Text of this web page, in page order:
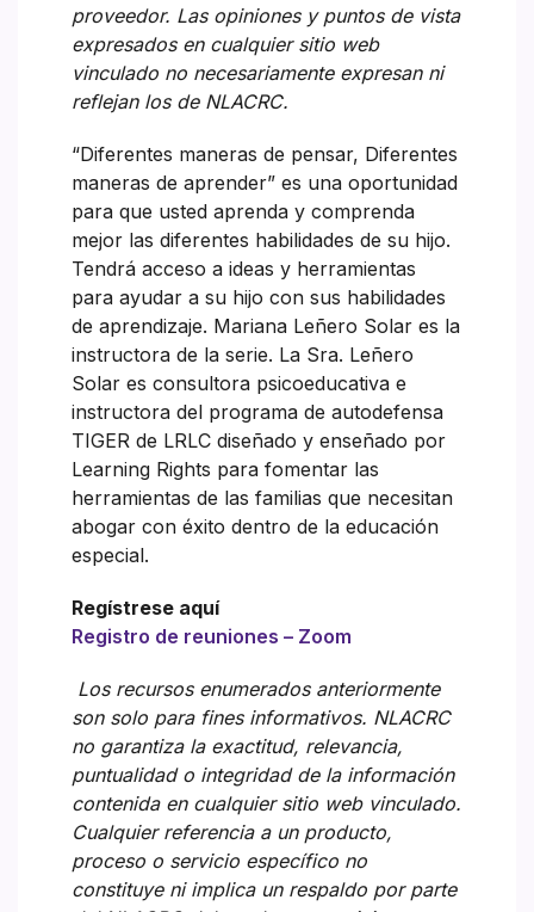
proveedor. Las opiniones y puntos de vista
expresados en cualquier sitio web
vinculado no necesariamente expresan ni
reflejan los de NLACRC.
“Diferentes maneras de pensar, Diferentes
maneras de aprender” es una oportunidad
para que usted aprenda y comprenda
mejor las diferentes habilidades de su hijo.
Tendrá acceso a ideas y herramientas
para ayudar a su hijo con sus habilidades
de aprendizaje. Mariana Leñero Solar es la
instructora de la serie. La Sra. Leñero
Solar es consultora psicoeducativa e
instructora del programa de autodefensa
TIGER de LRLC diseñado y enseñado por
Learning Rights para fomentar las
herramientas de las familias que necesitan
abogar con éxito dentro de la educación
especial.
Regístrese aquí
Registro de reuniones – Zoom
Los recursos enumerados anteriormente
son solo para fines informativos. NLACRC
no garantiza la exactitud, relevancia,
puntualidad o integridad de la información
contenida en cualquier sitio web vinculado.
Cualquier referencia a un producto,
proceso o servicio específico no
constituye ni implica un respaldo por parte